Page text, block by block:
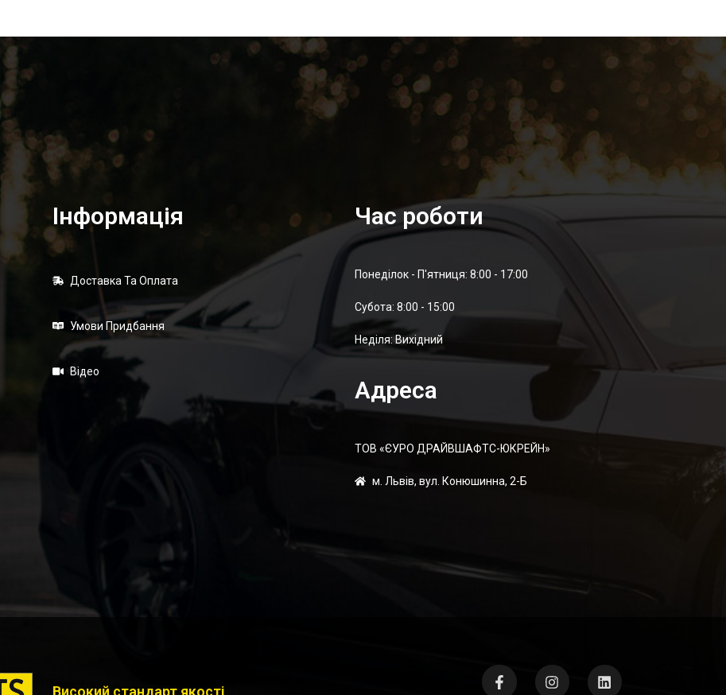
Інформація
Доставка Та Оплата
Умови Придбання
Відео
Час роботи
Понеділок - П'ятниця: 8:00 - 17:00
Суботa: 8:00 - 15:00
Неділя: Вихідний
Адреса
ТОВ «ЄУРО ДРАЙВШАФТC-ЮКРЕЙН»
м. Львів, вул. Конюшинна, 2-Б
Високий стандарт якості